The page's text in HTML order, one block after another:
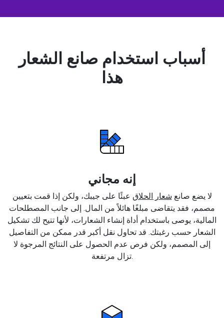
أسباب استخدام صانع الشعار
هذا
إنه مجاني
لا يضع صانع شعار الحلاق عبئًا على جيبك، ولكن إذا قمت بتعيين
مصمم، فقد يتقاضى مبلغًا هائلاً من المال. إلى جانب المصطلحات
المالية، يوصى باستخدام أداة إنشاء الشعارات، لأنها تتيح لك تشكيل
الشعار حسب رغبتك. قد تحاول نقل أكبر قدر ممكن من التفاصيل
إلى المصمم، ولكن فرص عدم الحصول على النتائج المرجوة لا
تزال مرتفعة.